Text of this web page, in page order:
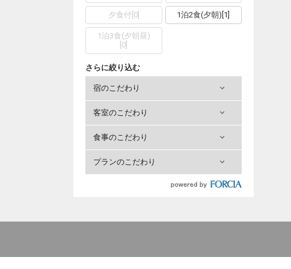
夕食付 0] 1泊2食(夕朝) 1
1泊3食(夕朝昼)
0
さらに絞り込む
宿のこだわり
客室のこだわり
食事のこだわり
プランのこだわり